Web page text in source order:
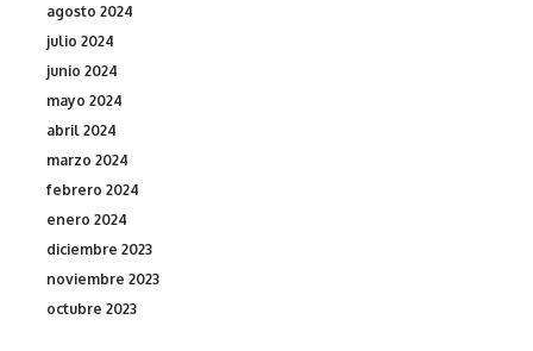
agosto 2024
julio 2024
junio 2024
mayo 2024
abril 2024
marzo 2024
febrero 2024
enero 2024
diciembre 2023
noviembre 2023
octubre 2023